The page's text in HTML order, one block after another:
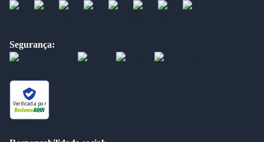
Segurança:
Verificada por